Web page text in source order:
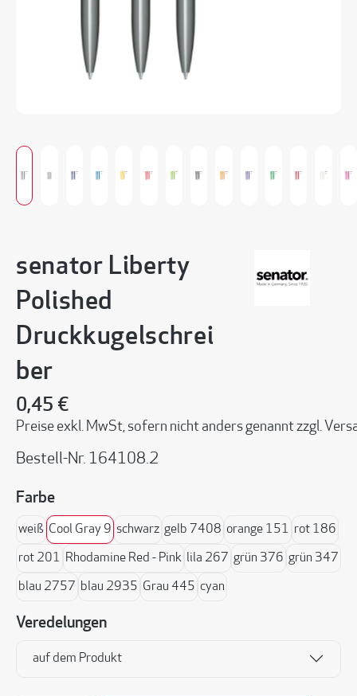
senator Liberty
Polished
Druckkugelschrei
ber
0,45 €
Preise exkl. MwSt, sofern nicht anders genannt zzgl.
Bestell-Nr. 164108.2
Farbeauswählen
weiß Cool Gray 9 schwarz gelb 7408 orange 151 rot 186
rot 201 Rhodamine Red - Pink lila 267 grün 376 grün 347
blau 2757 blau 2935 Grau 445 cyan
Veredelungen
auf dem Produkt